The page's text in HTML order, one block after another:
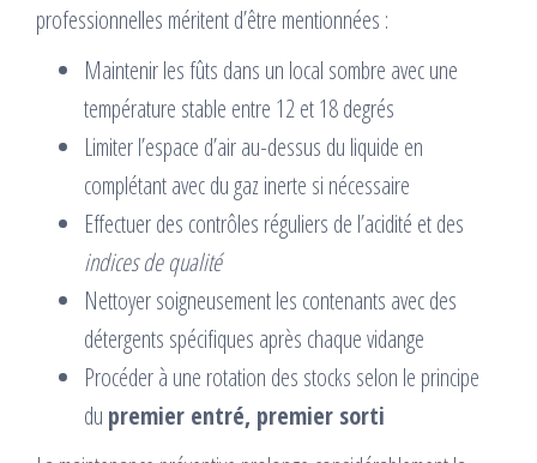
professionnelles méritent d’être mentionnées :
Maintenir les fûts dans un local sombre avec une
température stable entre 12 et 18 degrés
Limiter l’espace d’air au-dessus du liquide en
complétant avec du gaz inerte si nécessaire
Effectuer des contrôles réguliers de l’acidité et des
indices de qualité
Nettoyer soigneusement les contenants avec des
détergents spécifiques après chaque vidange
Procéder à une rotation des stocks selon le principe
du premier entré, premier sorti